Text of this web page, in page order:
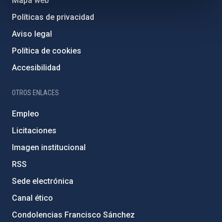
Políticas de privacidad
Aviso legal
Política de cookies
Accesibilidad
OTROS ENLACES
Empleo
Licitaciones
Imagen institucional
RSS
Sede electrónica
Canal ético
Condolencias Francisco Sánchez